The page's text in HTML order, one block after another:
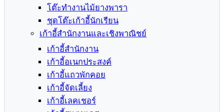
โต๊ะทำงานไม้ยางพารา
ชุดโต๊ะเก้าอี้นักเรียน
เก้าอี้สำนักงานและเชิงพาณิชย์
เก้าอี้สำนักงาน
เก้าอี้อเนกประสงค์
เก้าอี้แถวพักคอย
เก้าอี้จัดเลี้ยง
เก้าอี้เลคเชอร์